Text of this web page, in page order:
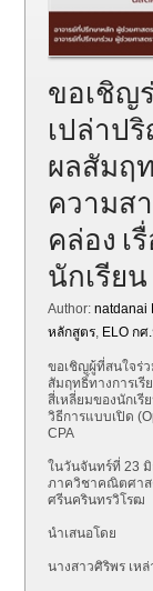
ขอเชิญ
เปล่าป
ผลสัมฤ
ความส
คล่อง เ
นักเรียน
Author:natdanai
หลักสูตร, ELO กศ
ขอเชิญผู้ที่สนใจร่
สัมฤทธิ์ทางการเ
สี่เหลี่ยมของนักเรี
วิธีการแบบเปิด
CPA
ในวันจันทร์ที่ 23
ภาควิชาคณิตศาส
ศรีนครินทรวิโรฒ
นำเสนอโดย
นางสาวศิริพร เห